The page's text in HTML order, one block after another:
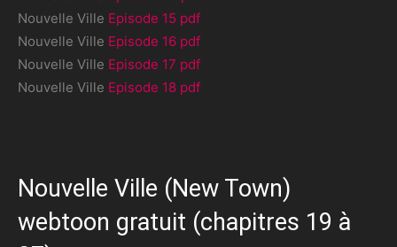
Nouvelle Ville Episode 15 pdf
Nouvelle Ville Episode 16 pdf
Nouvelle Ville Episode 17 pdf
Nouvelle Ville Episode 18 pdf
Nouvelle Ville (New Town)
webtoon gratuit (chapitres 19 à